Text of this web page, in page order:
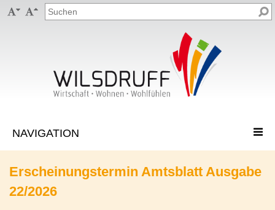
 
Erscheinungstermin Amtsblatt Ausgabe
22/2026